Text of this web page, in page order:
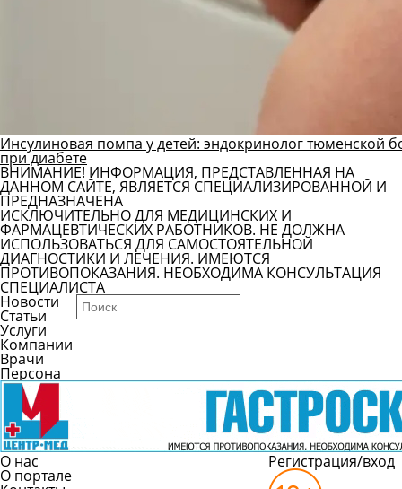
Инсулиновая помпа у детей: эндокринолог тюменской
при диабете
ВНИМАНИЕ! ИНФОРМАЦИЯ, ПРЕДСТАВЛЕННАЯ НА
ДАННОМ САЙТЕ, ЯВЛЯЕТСЯ СПЕЦИАЛИЗИРОВАННОЙ И
ПРЕДНАЗНАЧЕНА
ИСКЛЮЧИТЕЛЬНО ДЛЯ МЕДИЦИНСКИХ И
ФАРМАЦЕВТИЧЕСКИХ РАБОТНИКОВ. НЕ ДОЛЖНА
ИСПОЛЬЗОВАТЬСЯ ДЛЯ САМОСТОЯТЕЛЬНОЙ
ДИАГНОСТИКИ И ЛЕЧЕНИЯ. ИМЕЮТСЯ
ПРОТИВОПОКАЗАНИЯ. НЕОБХОДИМА КОНСУЛЬТАЦИЯ
СПЕЦИАЛИСТА
Новости
Статьи
Услуги
Компании
Врачи
Персона
О нас
О портале
Регистрация/вход